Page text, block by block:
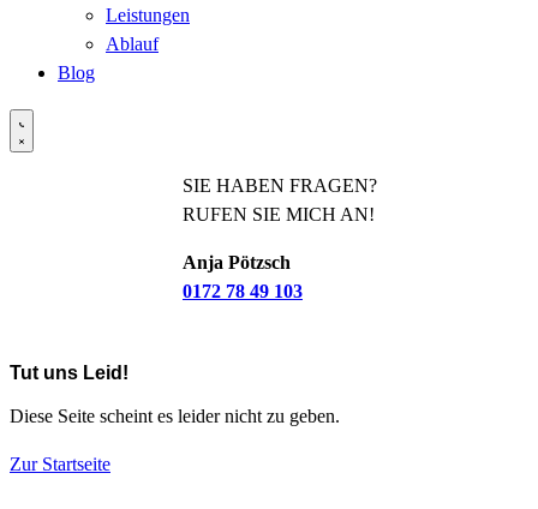
Leistungen
Ablauf
Blog
SIE HABEN FRAGEN?
RUFEN SIE MICH AN!
Anja Pötzsch
0172 78 49 103
Tut uns Leid!
Diese Seite scheint es leider nicht zu geben.
Zur Startseite